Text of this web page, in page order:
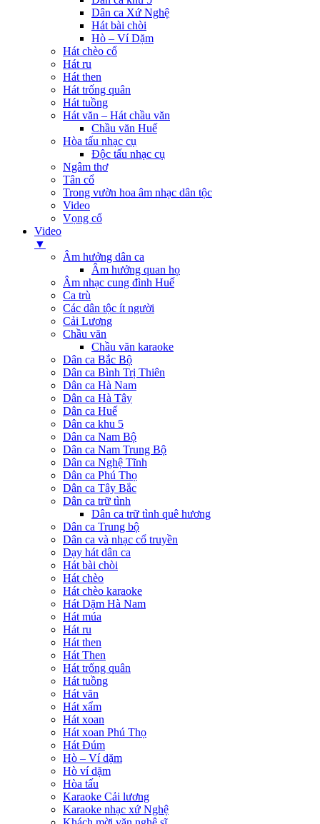
Dân ca Xứ Nghệ
Hát bài chòi
Hò – Ví Dặm
Hát chèo cổ
Hát ru
Hát then
Hát trống quân
Hát tuồng
Hát văn – Hát chầu văn
Chầu văn Huế
Hòa tấu nhạc cụ
Độc tấu nhạc cụ
Ngâm thơ
Tân cổ
Trong vườn hoa âm nhạc dân tộc
Video
Vọng cổ
Video
▼
Âm hưởng dân ca
Âm hưởng quan họ
Âm nhạc cung đình Huế
Ca trù
Các dân tộc ít người
Cải Lương
Chầu văn
Chầu văn karaoke
Dân ca Bắc Bộ
Dân ca Bình Trị Thiên
Dân ca Hà Nam
Dân ca Hà Tây
Dân ca Huế
Dân ca khu 5
Dân ca Nam Bộ
Dân ca Nam Trung Bộ
Dân ca Nghệ Tĩnh
Dân ca Phú Thọ
Dân ca Tây Bắc
Dân ca trữ tình
Dân ca trữ tình quê hương
Dân ca Trung bộ
Dân ca và nhạc cổ truyền
Dạy hát dân ca
Hát bài chòi
Hát chèo
Hát chèo karaoke
Hát Dặm Hà Nam
Hát múa
Hát ru
Hát then
Hát Then
Hát trống quân
Hát tuồng
Hát văn
Hát xẩm
Hát xoan
Hát xoan Phú Thọ
Hát Đúm
Hò – Ví dặm
Hò ví dặm
Hòa tấu
Karaoke Cải lương
Karaoke nhạc xứ Nghệ